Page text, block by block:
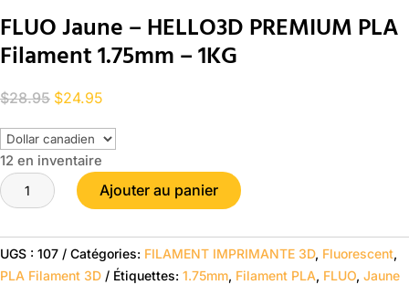
FLUO Jaune – HELLO3D PREMIUM PLA
Filament 1.75mm – 1KG
$28.95 Le
initial
était :
$28.95.
$24.95
actuel
$24.95.
12 en inventaire
quantité
de
Jaune
-
Ajouter au panier
UGS : 107 Catégories: FILAMENT IMPRIMANTE 3D, Fluorescent,
PLA Filament 3D
Étiquettes: 1.75mm, Filament PLA, FLUO, Jaune